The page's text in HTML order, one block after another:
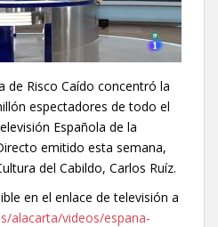
de Risco Caído concentró la
espectadores de todo el
Española de la
emitido esta semana,
del Cabildo, Carlos Ruíz.
en el enlace de televisión a
alacarta/videos/espana-